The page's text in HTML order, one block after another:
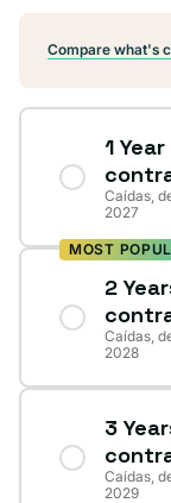
Compare what's
1
Caídas,
2027
MOST
2
Caídas,
2028
3
Caídas,
2029